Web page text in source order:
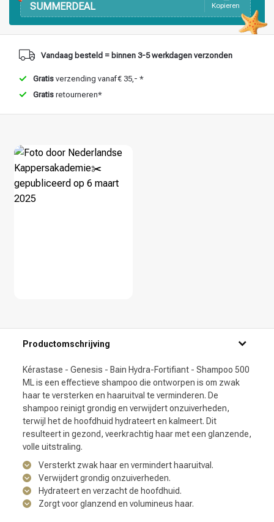
SUMMERDEAL Kopieren
Vandaag besteld = binnen 3-5 werkdagen verzonden
Gratis verzending vanaf € 35,- *
Gratis retourneren*
Productomschrijving
Kérastase - Genesis - Bain Hydra-Fortifiant - Shampoo 500
ML is een effectieve shampoo die ontworpen is om zwak
haar te versterken en haaruitval te verminderen. De
shampoo reinigt grondig en verwijdert onzuiverheden,
terwijl het de hoofdhuid hydrateert en kalmeert. Dit
resulteert in gezond, veerkrachtig haar met een glanzende,
volle uitstraling.
Versterkt zwak haar en vermindert haaruitval.
Verwijdert grondig onzuiverheden.
Hydrateert en verzacht de hoofdhuid.
Zorgt voor glanzend en volumineus haar.